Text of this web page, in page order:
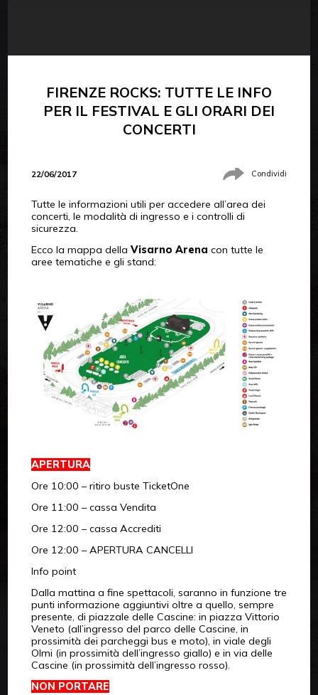
FIRENZE ROCKS: TUTTE LE INFO
PER IL FESTIVAL E GLI ORARI DEI
CONCERTI
22/06/2017 Condividi
Tutte le informazioni utili per accedere all’area dei
concerti, le modalità di ingresso e i controlli di
sicurezza.
Ecco la mappa della Visarno Arena con tutte le
aree tematiche e gli stand:
APERTURA
Ore 10:00 – ritiro buste TicketOne
Ore 11:00 – cassa Vendita
Ore 12:00 – cassa Accrediti
Ore 12:00 – APERTURA CANCELLI
Info point
Dalla mattina a fine spettacoli, saranno in funzione tre
punti informazione aggiuntivi oltre a quello, sempre
presente, di piazzale delle Cascine: in piazza Vittorio
Veneto (all’ingresso del parco delle Cascine, in
prossimità dei parcheggi bus e moto), in viale degli
Olmi (in prossimità dell’ingresso giallo) e in via delle
Cascine (in prossimità dell’ingresso rosso).
NON PORTARE